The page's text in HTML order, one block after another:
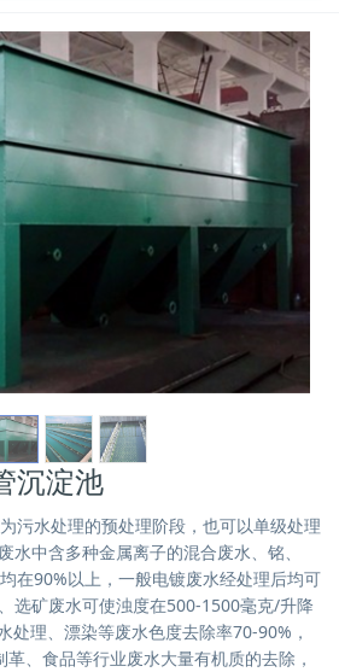
沉淀池
污水处理的预处理阶段，也可以单级处理
水中含多种金属离子的混合废水、铭、
在90%以上，一般电镀废水经处理后均可
选矿废水可使浊度在500-1500毫克/升降
处理、漂染等废水色度去除率70-90%，
、食品等行业废水大量有机质的去除，